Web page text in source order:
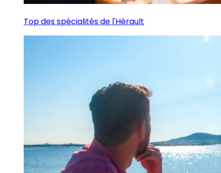
Top des spécialités de l'Hérault